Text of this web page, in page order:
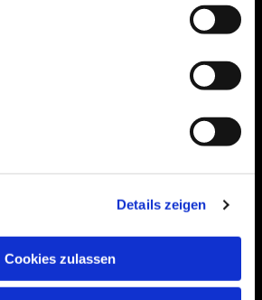
Details zeigen
Cookies zulassen
Sie Marketing-Cookies,
cookies